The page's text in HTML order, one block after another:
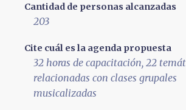
Cantidad de personas alcanzadas
203
Cite cuál es la agenda propuesta
32 horas de capacitación, 22
relacionadas con clases grupales
musicalizadas